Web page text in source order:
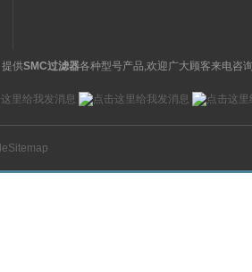
供SMC过滤器各种型号产品,欢迎广大顾客来电咨